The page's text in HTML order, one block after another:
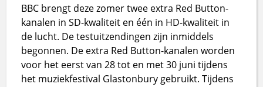
BBC brengt deze zomer twee extra Red Button-
kanalen in SD-kwaliteit en één in HD-kwaliteit in
de lucht. De testuitzendingen zijn inmiddels
begonnen. De extra Red Button-kanalen worden
voor het eerst van 28 tot en met 30 juni tijdens
het muziekfestival Glastonbury gebruikt. Tijdens